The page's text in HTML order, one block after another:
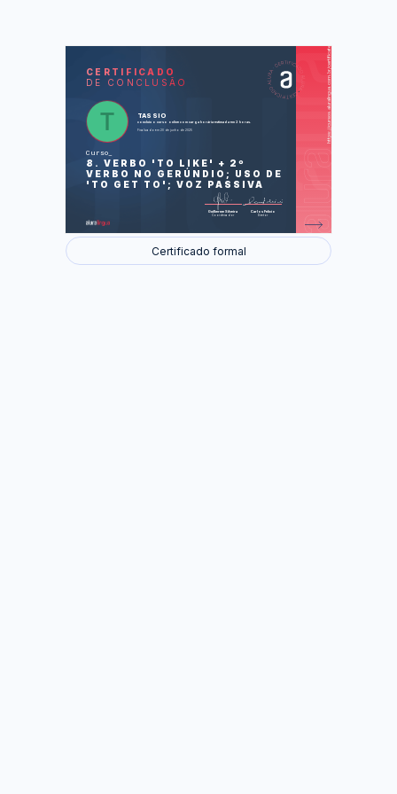
CERTIFICADO
DE CONCLUSÃO
TASSIO
concluiu o curso online com carga horária estimada em 2 horas.
Finalizado em 20 de junho de 2025
Curso
8. VERBO 'TO LIKE' + 2º
VERBO NO GERÚNDIO; USO DE
'TO GET TO'; VOZ PASSIVA
Guilherme Silveira
Coordenador
Carlos Felício
Diretor
https://cursos.aluralingua.com.br/certificate/17770c71-cf8a-4261-aacd-5fd4221bee16
LAS
Kate's party (Festa da Kate)
Getting sick (Ficando doente)
sobre "Círculo de Fogo" e Nelson
Certificado formal